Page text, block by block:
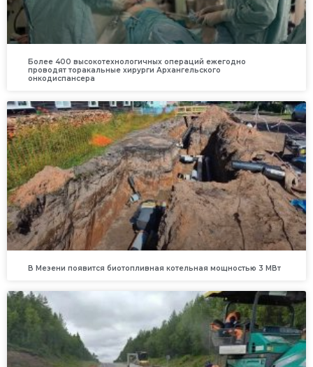
Более 400 высокотехнологичных операций ежегодно
проводят торакальные хирурги Архангельского
онкодиспансера
В Мезени появится биотопливная котельная мощностью 3 МВт